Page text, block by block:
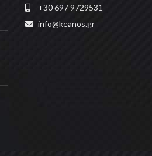
+30 697 9729531
info@keanos.gr